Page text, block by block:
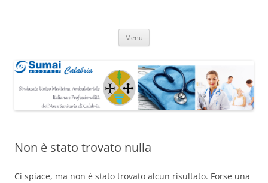
Menu
Non è stato trovato nulla
Ci spiace, ma non è stato trovato alcun risultato. Forse una